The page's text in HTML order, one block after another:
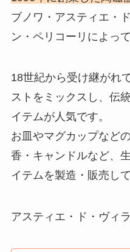
ブノワ・アスティエ・
ン・ペリコーリによっ
18世紀から受け継がれ
ストをミックスし、伝
イテムが人気です。
お皿やマグカップなど
香・キャンドルなど、
イテムを製造・販売して
アスティエ・ド・ヴィ